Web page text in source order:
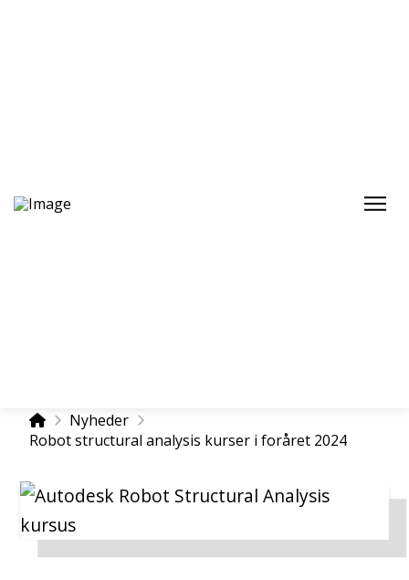
HomeNyheder
Robot structural analysis kurser i foråret 2024